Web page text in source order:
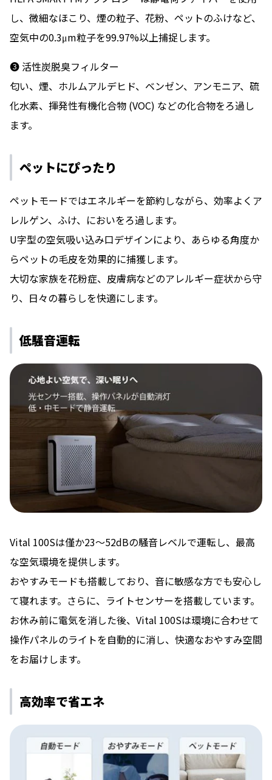
し、微細なほこり、煙の粒⼦、花粉、ペットのふけなど、
空気中の0.3μm粒⼦を99.97%以上捕捉します。
❸ 活性炭脱臭フィルター
匂い、煙、ホルムアルデヒド、ベンゼン、アンモニア、硫
化⽔素、揮発性有機化合物 (VOC) などの化合物をろ過し
ます。
ペットにぴったり
ペットモードではエネルギーを節約しながら、効率よくア
レルゲン、ふけ、においをろ過します。
U字型の空気吸い込み⼝デザインにより、あらゆる⾓度か
らペットの⽑⽪を効果的に捕獲します。
⼤切な家族を花粉症、⽪膚病などのアレルギー症状から守
り、⽇々の暮らしを快適にします。
低騒⾳運転
Vital 100Sは僅か23〜52dBの騒⾳レベルで運転し、最⾼
な空気環境を提供します。
おやすみモードも搭載しており、⾳に敏感な⽅でも安⼼し
て寝れます。さらに、ライトセンサーを搭載しています。
お休み前に電気を消した後、Vital 100Sは環境に合わせて
操作パネルのライトを⾃動的に消し、快適なおやすみ空間
をお届けします。
⾼効率で省エネ